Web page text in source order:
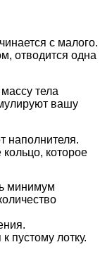
с малого.
отводится одна
тела
вашу
наполнителя.
которое
минимум
пустому лотку.